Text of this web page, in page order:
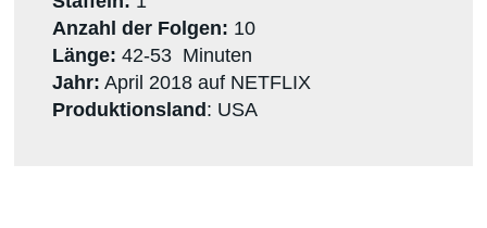
Anzahl der Folgen: 10
Länge: 42-53 Minuten
Jahr: April 2018 auf NETFLIX
Produktionsland : USA